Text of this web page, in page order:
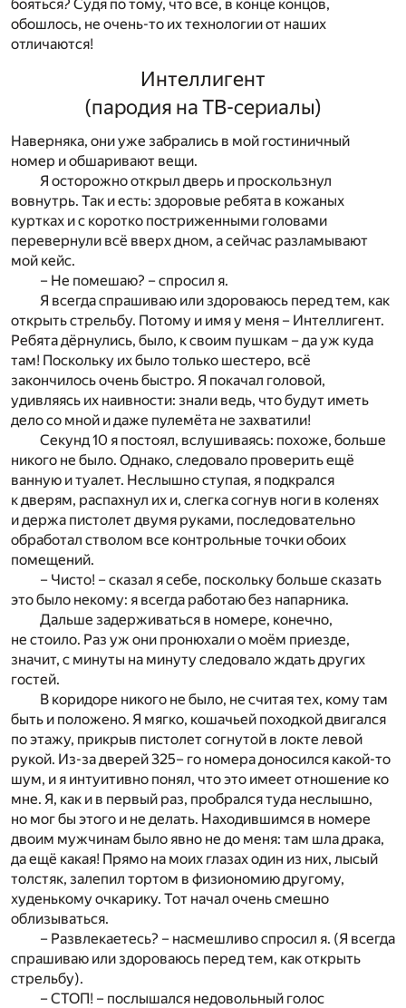
бояться? Судя по тому, что всё, в конце концов,
обошлось, не очень-то их технологии от наших
отличаются!
Интеллигент
(пародия на ТВ-сериалы)
Наверняка, они уже забрались в мой гостиничный
номер и обшаривают вещи.
Я осторожно открыл дверь и проскользнул
вовнутрь. Так и есть: здоровые ребята в кожаных
куртках и с коротко постриженными головами
перевернули всё вверх дном, а сейчас разламывают
мой кейс.
– Не помешаю? – спросил я.
Я всегда спрашиваю или здороваюсь перед тем, как
открыть стрельбу. Потому и имя у меня – Интеллигент.
Ребята дёрнулись, было, к своим пушкам – да уж куда
там! Поскольку их было только шестеро, всё
закончилось очень быстро. Я покачал головой,
удивляясь их наивности: знали ведь, что будут иметь
дело со мной и даже пулемёта не захватили!
Секунд 10 я постоял, вслушиваясь: похоже, больше
никого не было. Однако, следовало проверить ещё
ванную и туалет. Неслышно ступая, я подкрался
к дверям, распахнул их и, слегка согнув ноги в коленях
и держа пистолет двумя руками, последовательно
обработал стволом все контрольные точки обоих
помещений.
– Чисто! – сказал я себе, поскольку больше сказать
это было некому: я всегда работаю без напарника.
Дальше задерживаться в номере, конечно,
не стоило. Раз уж они пронюхали о моём приезде,
значит, с минуты на минуту следовало ждать других
гостей.
В коридоре никого не было, не считая тех, кому там
быть и положено. Я мягко, кошачьей походкой двигался
по этажу, прикрыв пистолет согнутой в локте левой
рукой. Из-за дверей 325– го номера доносился какой-то
шум, и я интуитивно понял, что это имеет отношение ко
мне. Я, как и в первый раз, пробрался туда неслышно,
но мог бы этого и не делать. Находившимся в номере
двоим мужчинам было явно не до меня: там шла драка,
да ещё какая! Прямо на моих глазах один из них, лысый
толстяк, залепил тортом в физиономию другому,
худенькому очкарику. Тот начал очень смешно
облизываться.
– Развлекаетесь? – насмешливо спросил я. (Я всегда
спрашиваю или здороваюсь перед тем, как открыть
стрельбу).
– СТОП! – послышался недовольный голос